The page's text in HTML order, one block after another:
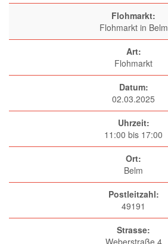
Flohmarkt:
Flohmarkt in Belm
Art:
Flohmarkt
Datum:
02.03.2025
Uhrzeit:
11:00 bis 17:00
Ort:
Belm
Postleitzahl:
49191
Strasse:
Weberstraße 4